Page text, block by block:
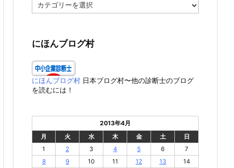
テ
ー
にほんブログ村
にほんブログ村 日本ブログ村〜他の診断士のブログ
を読むには！
2013年4月
月
火 水 木 金 土
日
1
2 3 4 5 6
7
8
9 10 11 12 13
14